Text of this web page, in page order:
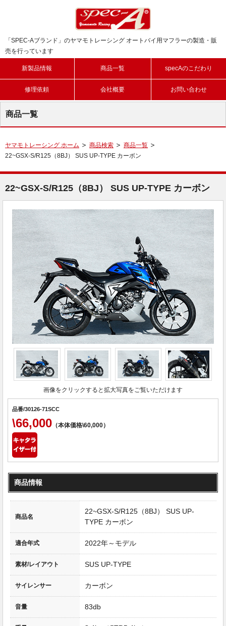
「SPEC-Aブランド」のヤマモトレーシング オートバイ用マフラーの製造・販
売を行っています
新製品情報 商品一覧 specAのこだわり
修理依頼 会社概要 お問い合わせ
商品一覧
ヤマモトレーシング ホーム 商品検索
商品一覧
22~GSX-S/R125（8BJ） SUS UP-TYPE カーボン
22~GSX-S/R125（8BJ） SUS UP-TYPE カーボン
画像をクリックすると拡大写真をご覧いただけます
品番/30126-71SCC
\66,000 （本体価格\60,000）
商品情報
商品名
22~GSX-S/R125（8BJ） SUS UP-
TYPE カーボン
適合年式 2022年～モデル
素材/レイアウト SUS UP-TYPE
サイレンサー カーボン
音量 83db